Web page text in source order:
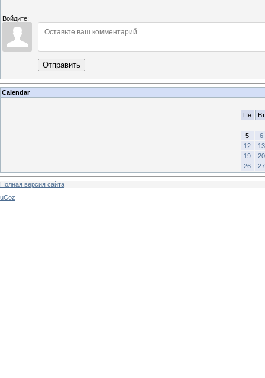
Войдите:
Отправить
Calendar
Пн Вт
5
6
12
13
19
20
26
27
Полная версия сайта
uCoz